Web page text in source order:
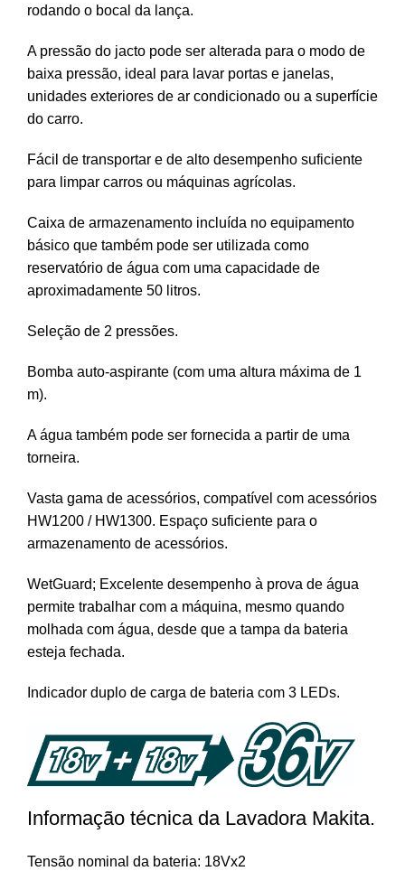
rodando o bocal da lança.
A pressão do jacto pode ser alterada para o modo de
baixa pressão, ideal para lavar portas e janelas,
unidades exteriores de ar condicionado ou a superfície
do carro.
Fácil de transportar e de alto desempenho suficiente
para limpar carros ou máquinas agrícolas.
Caixa de armazenamento incluída no equipamento
básico que também pode ser utilizada como
reservatório de água com uma capacidade de
aproximadamente 50 litros.
Seleção de 2 pressões.
Bomba auto-aspirante (com uma altura máxima de 1
m).
A água também pode ser fornecida a partir de uma
torneira.
Vasta gama de acessórios, compatível com acessórios
HW1200 / HW1300. Espaço suficiente para o
armazenamento de acessórios.
WetGuard; Excelente desempenho à prova de água
permite trabalhar com a máquina, mesmo quando
molhada com água, desde que a tampa da bateria
esteja fechada.
Indicador duplo de carga de bateria com 3 LEDs.
Informação técnica da Lavadora Makita.
Tensão nominal da bateria: 18Vx2